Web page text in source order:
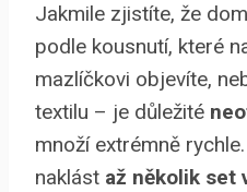
Jakmile zjistíte, že
podle kousnutí, které
mazlíčkovi objevíte,
textilu – je důležité
množí extrémně
naklást až několik set